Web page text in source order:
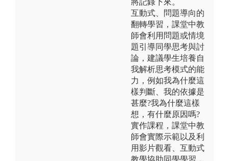
互動式、問題導向的
翻轉學習，課堂中教
師會利用問題或情境
題引導同學思考與討
論，建議學生培養自
我解析思考模式的能
力，例如我為什麼這
樣判斷、我的依據是
甚麼?我為什麼這樣
想，有什麼原因嗎?
實作課程，課堂中教
師會實際示範以及利
用影片觀看、互動式
教學協助同學學習，